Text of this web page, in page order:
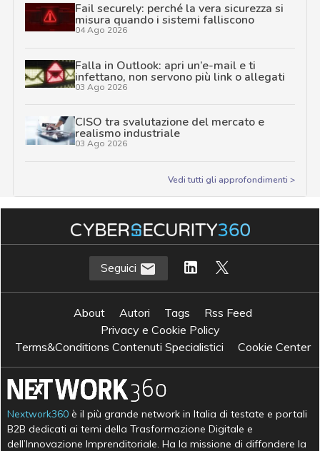
Fail securely: perché la vera sicurezza si
misura quando i sistemi falliscono
04 Ago 2026
Falla in Outlook: apri un’e-mail e ti
infettano, non servono più link o allegati
03 Ago 2026
CISO tra svalutazione del mercato e
realismo industriale
03 Ago 2026
Vedi tutti gli approfondimenti >
Seguici
About Autori Tags
Rss Feed
Privacy e Cookie Policy
Terms&Conditions Contenuti Specialistici
Cookie Center
Nextwork360 è il più grande network in Italia di testate e portali
B2B dedicati ai temi della Trasformazione Digitale e
dell’Innovazione Imprenditoriale. Ha la missione di diffondere la